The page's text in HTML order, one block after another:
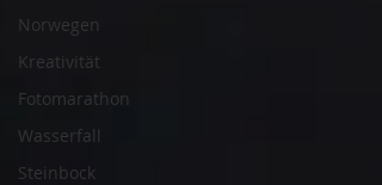
Norwegen
Kreativität
Fotomarathon
Wasserfall
Steinbock